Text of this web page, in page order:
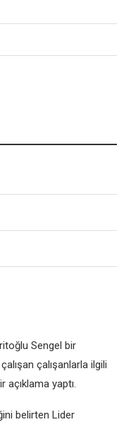
Sengel bir
çalışanlarla ilgili
yaptı.
belirten Lider